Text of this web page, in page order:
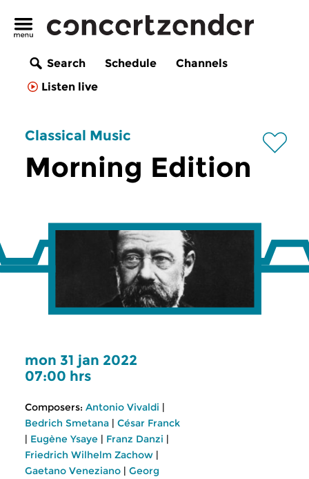
Search Schedule
Channels
Listen live
Classical Music
Morning Edition
mon 31 jan 2022
07:00 hrs
Composers: Antonio Vivaldi |
Bedrich Smetana | César Franck
| Eugène Ysaye | Franz Danzi |
Friedrich Wilhelm Zachow |
Gaetano Veneziano | Georg